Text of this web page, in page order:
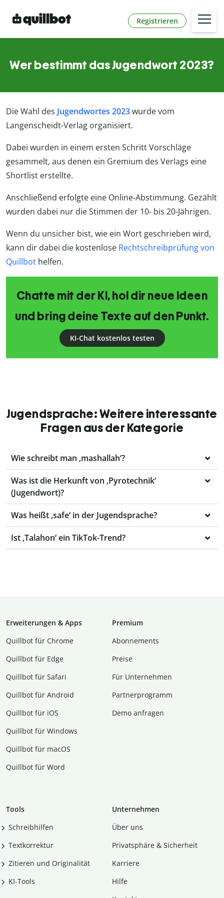
Registrieren
Wer bestimmt das Jugendwort 2023?
Die Wahl des Jugendwortes 2023wurde vom
Langenscheidt-Verlag organisiert.
Dabei wurden in einem ersten Schritt Vorschläge
gesammelt, aus denen ein Gremium des Verlags eine
Shortlist erstellte.
Anschließend erfolgte eine Online-Abstimmung. Gezählt
wurden dabei nur die Stimmen der 10- bis 20-Jährigen.
Wenn du unsicher bist, wie ein Wort geschrieben wird,
kann dir dabei die kostenlose Rechtschreibprüfung von
Quillbot helfen.
Chatte mit der KI, hol dir neue Ideen
und bring deine Texte auf den Punkt.
KI-Chat kostenlos testen
Jugendsprache: Weitere interessante
Fragen aus der Kategorie
Wie schreibt man ‚mashallah‘?
Was ist die Herkunft von ‚Pyrotechnik‘
(Jugendwort)?
Was heißt ‚safe‘ in der Jugendsprache?
Ist ‚Talahon‘ ein TikTok-Trend?
Erweiterungen & Apps
Quillbot für Chrome
Quillbot für Edge
Quillbot für Safari
Quillbot für Android
Quillbot für iOS
Quillbot für Windows
Quillbot für macOS
Quillbot für Word
Premium
Abon­ne­ments
Preise
Für Unternehmen
Partnerprogramm
Demo anfragen
Tools
Schreibhilfen
Textkorrektur
Zitieren und Originalität
KI-Tools
Unternehmen
Über uns
Privatsphäre & Sicherheit
Karriere
Hilfe